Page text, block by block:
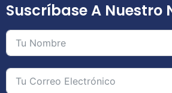
Suscríbase A Nuestro